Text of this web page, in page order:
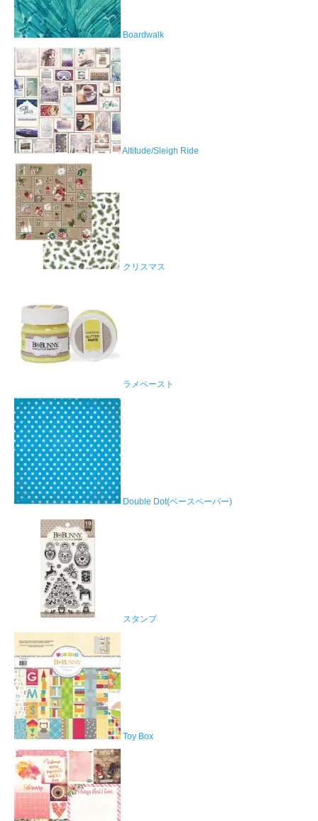
Boardwalk
Altitude/Sleigh Ride
クリスマス
ラメペースト
Double Dot(ベースペーパー)
スタンプ
Toy Box